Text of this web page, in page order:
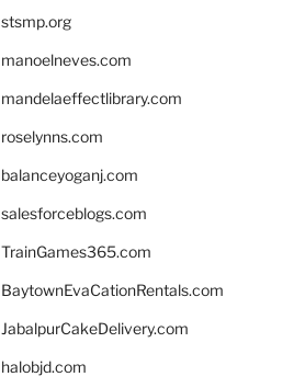
stsmp.org
manoelneves.com
mandelaeffectlibrary.com
roselynns.com
balanceyoganj.com
salesforceblogs.com
TrainGames365.com
BaytownEvaCationRentals.com
JabalpurCakeDelivery.com
halobjd.com